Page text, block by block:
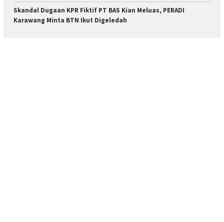
Skandal Dugaan KPR Fiktif PT BAS Kian Meluas, PERADI
Karawang Minta BTN Ikut Digeledah